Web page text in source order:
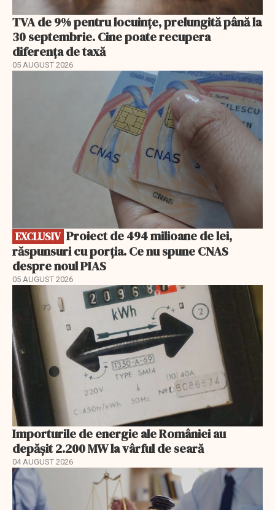
TVA de 9% pentru locuințe, prelungită până la
30 septembrie. Cine poate recupera
diferența de taxă
05 AUGUST 2026
EXCLUSIV
răspunsuri cu porția. Ce nu spune CNAS
despre noul PIAS
05 AUGUST 2026
Importurile de energie ale României au
depășit 2.200 MW la vârful de seară
04 AUGUST 2026